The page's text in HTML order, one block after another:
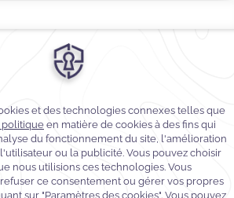
Accessibilité du Web
Contact
Conditions générales
Hotels & Resorts, Tous droits réservés